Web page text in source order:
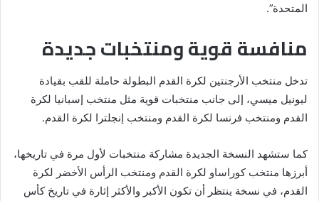
المتحدة”.
منافسة قوية ومنتخبات جديدة
تدخل منتخب الأرجنتين لكرة القدم البطولة حاملة للقب بقيادة
ليونيل ميسي، إلى جانب منتخبات قوية مثل منتخب إسبانيا لكرة
القدم ومنتخب فرنسا لكرة القدم ومنتخب إنجلترا لكرة القدم.
كما ستشهد النسخة الجديدة مشاركة منتخبات لأول مرة في تاريخها،
أبرزها منتخب كوراساو لكرة القدم ومنتخب الرأس الأخضر لكرة
القدم، في نسخة ينتظر أن تكون الأكبر والأكثر إثارة في تاريخ كأس